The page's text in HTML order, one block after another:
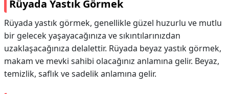
Rüyada Yastık Görmek
Rüyada yastık görmek, genellikle güzel huzurlu ve mutlu
bir gelecek yaşayacağınıza ve sıkıntılarınızdan
uzaklaşacağınıza delalettir. Rüyada beyaz yastık görmek,
makam ve mevki sahibi olacağınız anlamına gelir. Beyaz,
temizlik, saflık ve sadelik anlamına gelir.